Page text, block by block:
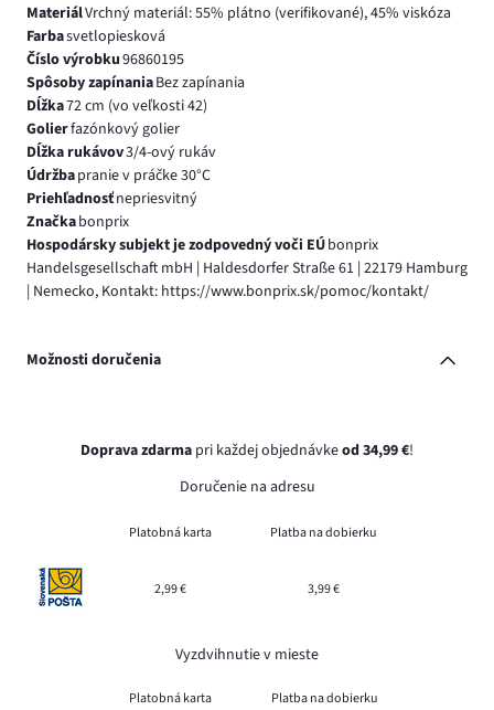
MateriálVrchný materiál: 55% plátno (verifikované), 45% viskóza
Farbasvetlopiesková
Číslo výrobku96860195
Spôsoby zapínaniaBez zapínania
Dĺžka72 cm (vo veľkosti 42)
Golierfazónkový golier
Dĺžka rukávov3/4-ový rukáv
Údržbapranie v práčke 30°C
Priehľadnosťnepriesvitný
Značkabonprix
Hospodársky subjekt je zodpovedný voči EÚbonprix
Handelsgesellschaft mbH | Haldesdorfer Straße 61 | 22179 Hamburg
| Nemecko, Kontakt: https://www.bonprix.sk/pomoc/kontakt/
Možnosti doručenia
Doprava zdarma pri každej objednávkeod 34,99 €!
Doručenie na adresu
Platobná karta Platba na dobierku
2,99 € 3,99 €
Vyzdvihnutie v mieste
Platobná karta Platba na dobierku